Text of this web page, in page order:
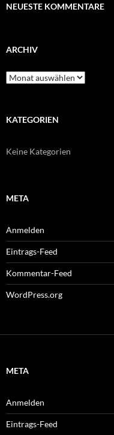
NEUESTE KOMMENTARE
ARCHIV
Archiv
KATEGORIEN
Keine Kategorien
META
Anmelden
Eintrags-Feed
Kommentar-Feed
WordPress.org
META
Anmelden
Eintrags-Feed